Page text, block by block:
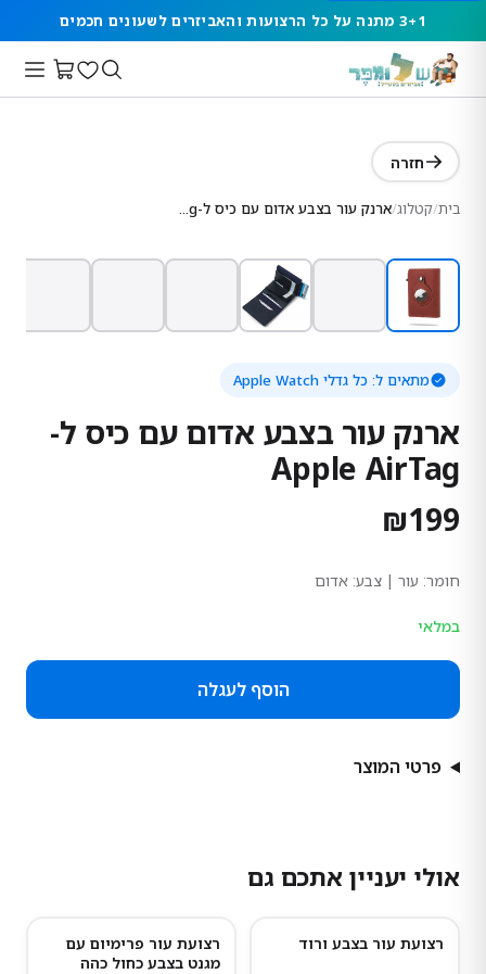
3+1 מתנה על כל הרצועות והאביזרים לשעונים חכמים
חזרה
בית/קטלוג/ ארנק עור בצבע אדום עם כיס ל-Apple AirTag
מתאים ל: כל גדלי Apple Watch
ארנק עור בצבע אדום עם כיס ל-
Apple AirTag
₪199
חומר: עור | צבע: אדום
במלאי
הוסף לעגלה
פרטי המוצר
אולי יעניין אתכם גם
נותרו מעט
רצועת עור בצבע ורוד
רצועת עור פרימיום עם
מגנט בצבע כחול כהה